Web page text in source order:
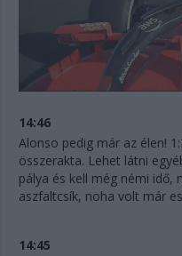
14:46
Alonso pedig már az élen!
összerakta. Lehet látni
pálya és kell még némi idő,
aszfaltcsík, noha volt már
14:45